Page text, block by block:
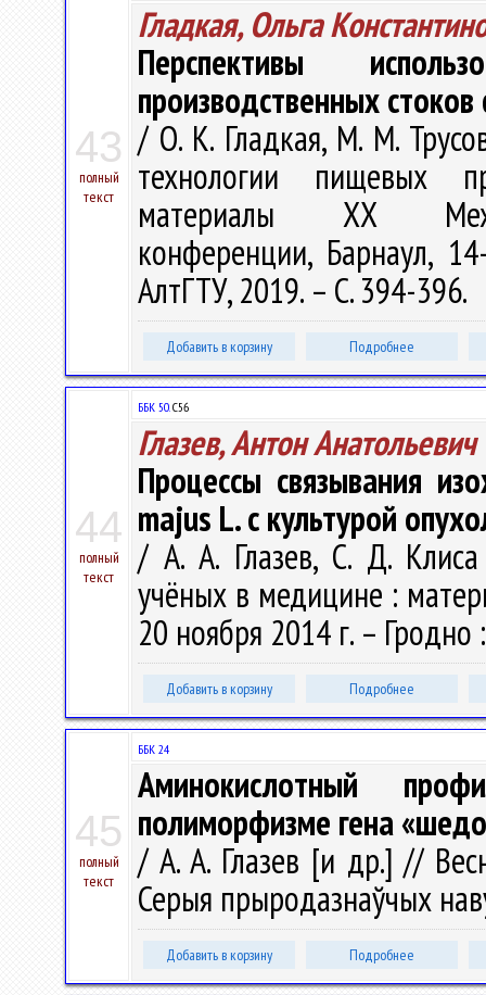
43
полный
текст
Гладкая, Ольга
Перспективы
производственных
/ О. К. Гладкая, М. М.
технологии пищевых
материалы XХ
конференции, Барнаул,
АлтГТУ, 2019. – С. 394-396.
Добавить в корзину Подробнее
44
полный
текст
ББК 50.С56
Глазев, Антон Анатольевич
Процессы связывания
majus L. с культурой
/ А. А. Глазев, С. Д.
учёных в медицине :
20 ноября 2014 г. –
Добавить в корзину Подробнее
45
полный
текст
ББК 24
Аминокислотный
полиморфизме гена
/ А. А. Глазев [и др.] //
Серыя прыродазнаўчых
Добавить в корзину Подробнее